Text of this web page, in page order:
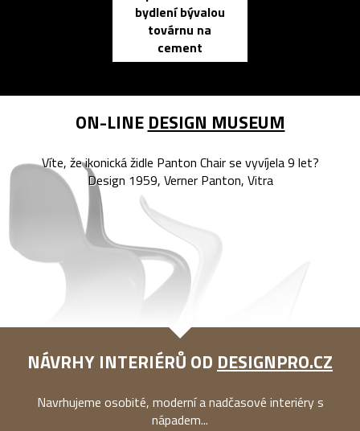
bydlení bývalou
továrnu na
cement
ON-LINE DESIGN MUSEUM
Víte, že ikonická židle Panton Chair se vyvíjela 9 let?
Design 1959, Verner Panton, Vitra
NÁVRHY INTERIÉRŮ OD DESIGNPRO.CZ
Navrhujeme osobité, moderní a nadčasové interiéry s
nápadem...